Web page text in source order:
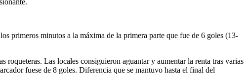
primeros minutos a la máxima de la primera parte que fue de 6 goles (13-
roqueteras. Las locales consiguieron aguantar y aumentar la renta tras varias
fuese de 8 goles. Diferencia que se mantuvo hasta el final del